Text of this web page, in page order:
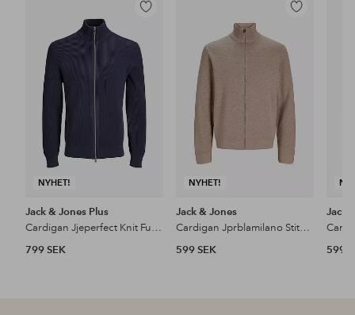
NYHET!
Lägg
i
favoriter
Jack & Jones Plus
Cardigan Jjeperfect Knit Full Zip Cardigan S
799 SEK
NYHET!
Lägg
favoriter
Jack & Jones
Cardigan Jprblamilano Stitch High Neck Cardi
599 SEK
Jack
599